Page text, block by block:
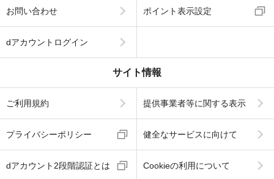
お問い合わせ ポイント表示設定
dアカウントログイン
サイト情報
ご利用規約 提供事業者等に関する表示
プライバシーポリシー 健全なサービスに向けて
dアカウント2段階認証とは Cookieの利用について